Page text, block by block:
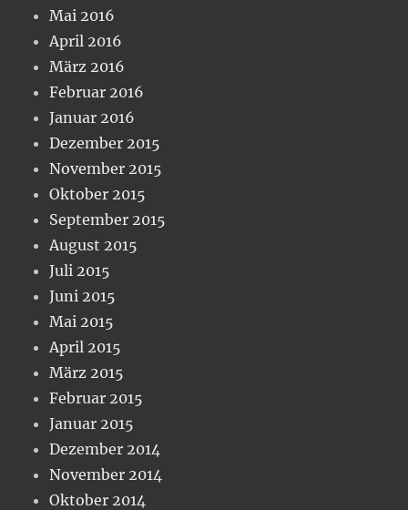
Mai 2016
April 2016
März 2016
Februar 2016
Januar 2016
Dezember 2015
November 2015
Oktober 2015
September 2015
August 2015
Juli 2015
Juni 2015
Mai 2015
April 2015
März 2015
Februar 2015
Januar 2015
Dezember 2014
November 2014
Oktober 2014